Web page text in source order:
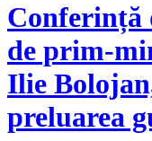
Conferință
de prim-
Ilie
preluarea